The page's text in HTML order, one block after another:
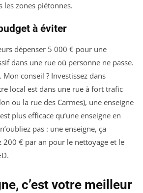
les zones piétonnes.
à éviter
dépenser 5 000 € pour une
dans une rue où personne ne passe.
conseil ? Investissez dans
local est dans une rue à fort trafic
ou la rue des Carmes), une enseigne
plus efficace qu’une enseigne en
pas : une enseigne, ça
200 € par an pour le nettoyage et le
c’est votre meilleur